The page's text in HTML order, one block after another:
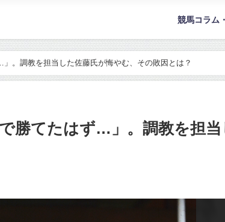
競馬コラム
。調教を担当した佐藤氏が悔やむ、その敗因とは？
勝てたはず…」。調教を担